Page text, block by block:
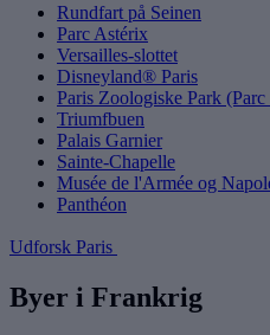
Rundfart på Seinen
Parc Astérix
Versailles-slottet
Disneyland® Paris
Paris Zoologiske Park
Triumfbuen
Palais Garnier
Sainte-Chapelle
Musée de l'Armée og
Panthéon
Udforsk Paris
Byer i Frankrig